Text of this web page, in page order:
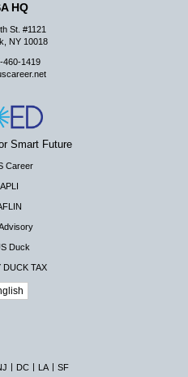
HQ
St. #1121
NY 10018
460-1419
Smart Future
Career
Duck
DUCK TAX
DC LA SF